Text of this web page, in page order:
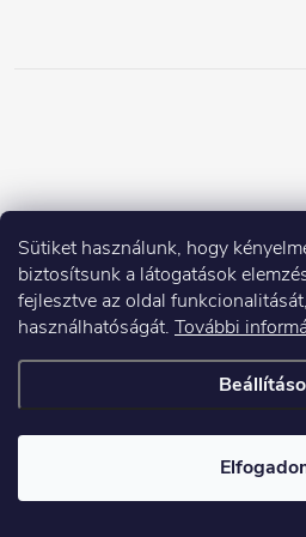
Sütiket használunk, hogy
biztosítsunk a látogatások
fejlesztve az oldal
használhatóságát. További